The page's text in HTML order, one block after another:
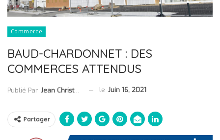
Commerce
BAUD-CHARDONNET : DES
COMMERCES ATTENDUS
Publié Par Jean Christophe Collet le Juin 16, 2021
Partager